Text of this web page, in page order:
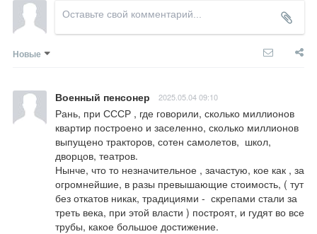
Новые
Военный пенсонер 2025.05.04 09:10
Рань, при СССР , где говорили, сколько миллионов
квартир построено и заселенно, сколько миллионов
выпущено тракторов, сотен самолетов,  школ,
дворцов, театров.
Нынче, что то незначительное , зачастую, кое как , за
огромнейшие, в разы превышающие стоимость, ( тут
без откатов никак, традициями -  скрепами стали за
треть века, при этой власти ) построят, и гудят во все
трубы, какое большое достижение.